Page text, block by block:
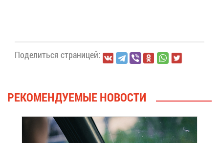
По­де­лить­ся стра­ни­цей:
РЕ­КО­МЕН­ДУ­Е­МЫЕ НО­ВО­СТИ